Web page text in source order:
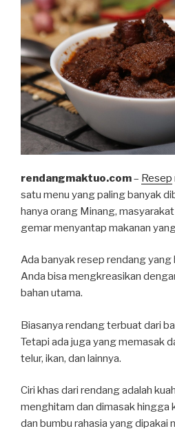
rendangmaktuo.com– Resep
satu menu yang paling banyak
hanya orang Minang,
gemar menyantap makanan
Ada banyak resep rendang yang
Anda bisa mengkreasikan
bahan utama.
Biasanya rendang terbuat dari
Tetapi ada juga yang memasak
telur, ikan, dan lainnya.
Ciri khas dari rendang adalah
menghitam dan dimasak hingga
dan bumbu rahasia yang dipakai